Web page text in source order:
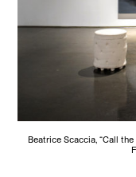
Beatrice Scaccia, “Call